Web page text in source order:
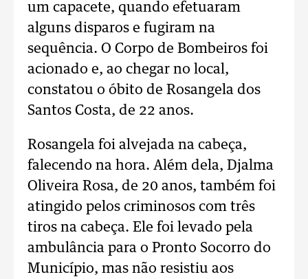
um capacete, quando efetuaram
alguns disparos e fugiram na
sequência. O Corpo de Bombeiros foi
acionado e, ao chegar no local,
constatou o óbito de Rosangela dos
Santos Costa, de 22 anos.
Rosangela foi alvejada na cabeça,
falecendo na hora. Além dela, Djalma
Oliveira Rosa, de 20 anos, também foi
atingido pelos criminosos com três
tiros na cabeça. Ele foi levado pela
ambulância para o Pronto Socorro do
Município, mas não resistiu aos